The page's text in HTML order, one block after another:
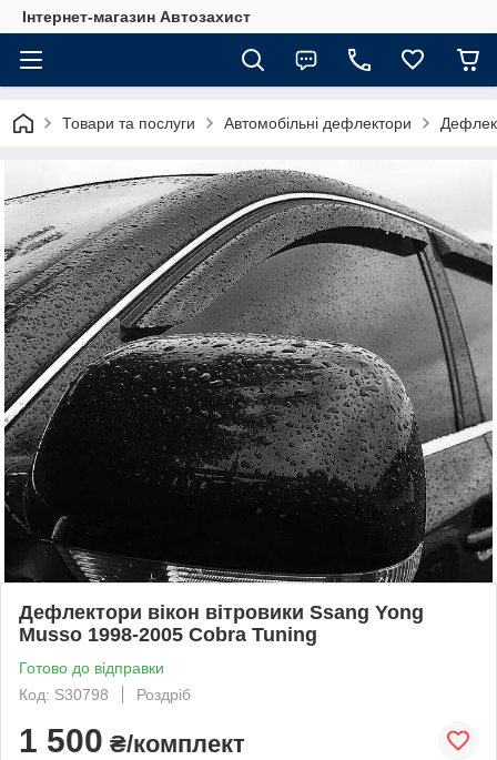
Інтернет-магазин Автозахист
Товари та послуги Автомобільні дефлектори
Дефлектори вікон вітровики Ssang Yong
Musso 1998-2005 Cobra Tuning
Готово до відправки
Код: S30798
Роздріб
1 500 ₴/комплект